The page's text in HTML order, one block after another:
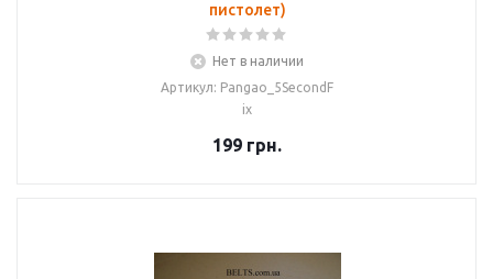
пистолет)
Нет в наличии
Артикул: Pangao_5SecondF
ix
199 грн.